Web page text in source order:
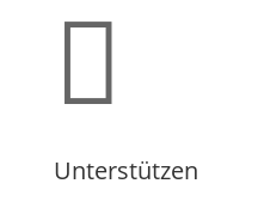

Unterstützen